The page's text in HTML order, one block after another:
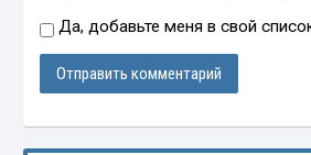
Да, добавьте меня в свой